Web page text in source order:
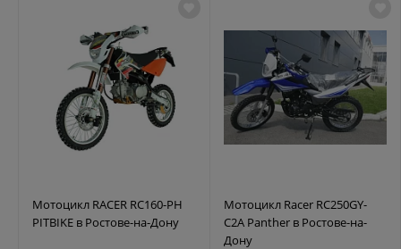
Мотоцикл RACER RC160-PH
PITBIKE в Ростове-на-Дону
Мотоцикл Racer RC250GY-
C2A Panther в Ростове-на-
Дону